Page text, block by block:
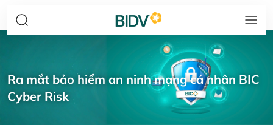
Ra mắt bảo hiểm an ninh mạng cá nhân BIC
Cyber Risk